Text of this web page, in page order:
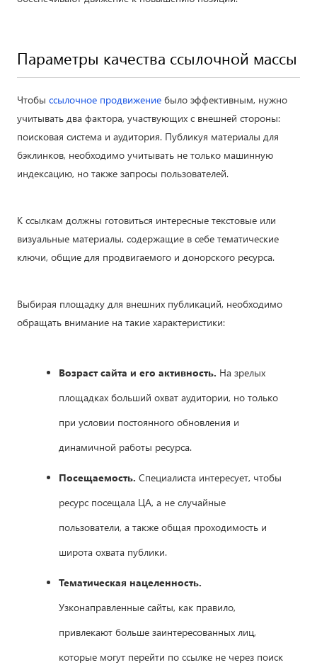
Параметры качества ссылочной массы
Чтобы ссылочное продвижение было эффективным, нужно
учитывать два фактора, участвующих с внешней стороны:
поисковая система и аудитория. Публикуя материалы для
бэклинков, необходимо учитывать не только машинную
индексацию, но также запросы пользователей.
К ссылкам должны готовиться интересные текстовые или
визуальные материалы, содержащие в себе тематические
ключи, общие для продвигаемого и донорского ресурса.
Выбирая площадку для внешних публикаций, необходимо
обращать внимание на такие характеристики:
Возраст сайта и его активность. На зрелых
площадках больший охват аудитории, но только
при условии постоянного обновления и
динамичной работы ресурса.
Посещаемость. Специалиста интересует, чтобы
ресурс посещала ЦА, а не случайные
пользователи, а также общая проходимость и
широта охвата публики.
Тематическая нацеленность.
Узконаправленные сайты, как правило,
привлекают больше заинтересованных лиц,
которые могут перейти по ссылке не через поиск